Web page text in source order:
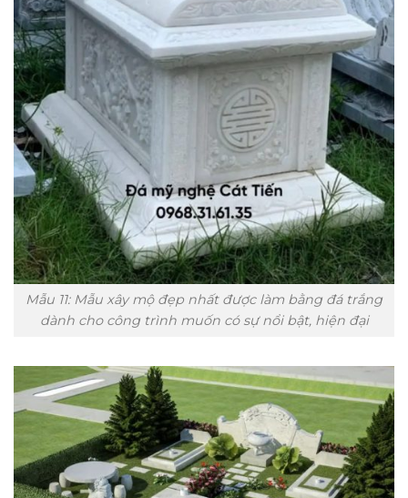
Mẫu 11: Mẫu xây mộ đẹp nhất được làm bằng đá trắng
dành cho công trình muốn có sự nổi bật, hiện đại